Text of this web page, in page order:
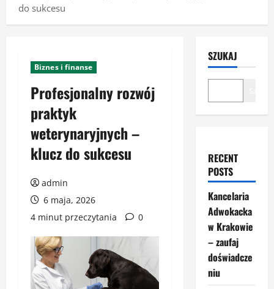
do sukcesu
Biznes i finanse
Profesjonalny rozwój
praktyk
weterynaryjnych –
klucz do sukcesu
admin
6 maja, 2026
4 minut przeczytania
0
SZUKAJ
RECENT
POSTS
Kancelaria
Adwokacka
w Krakowie
– zaufaj
doświadcze
niu